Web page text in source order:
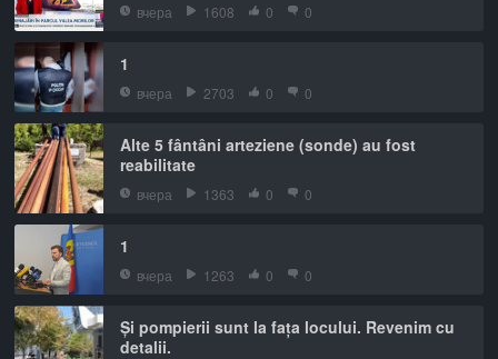
вчера 1608 0 0
1
вчера 2703 0 0
Alte 5 fântâni arteziene (sonde) au fost
reabilitate
вчера 1363 0 0
1
вчера 1263 0 0
Și pompierii sunt la fața locului. Revenim cu
detalii.